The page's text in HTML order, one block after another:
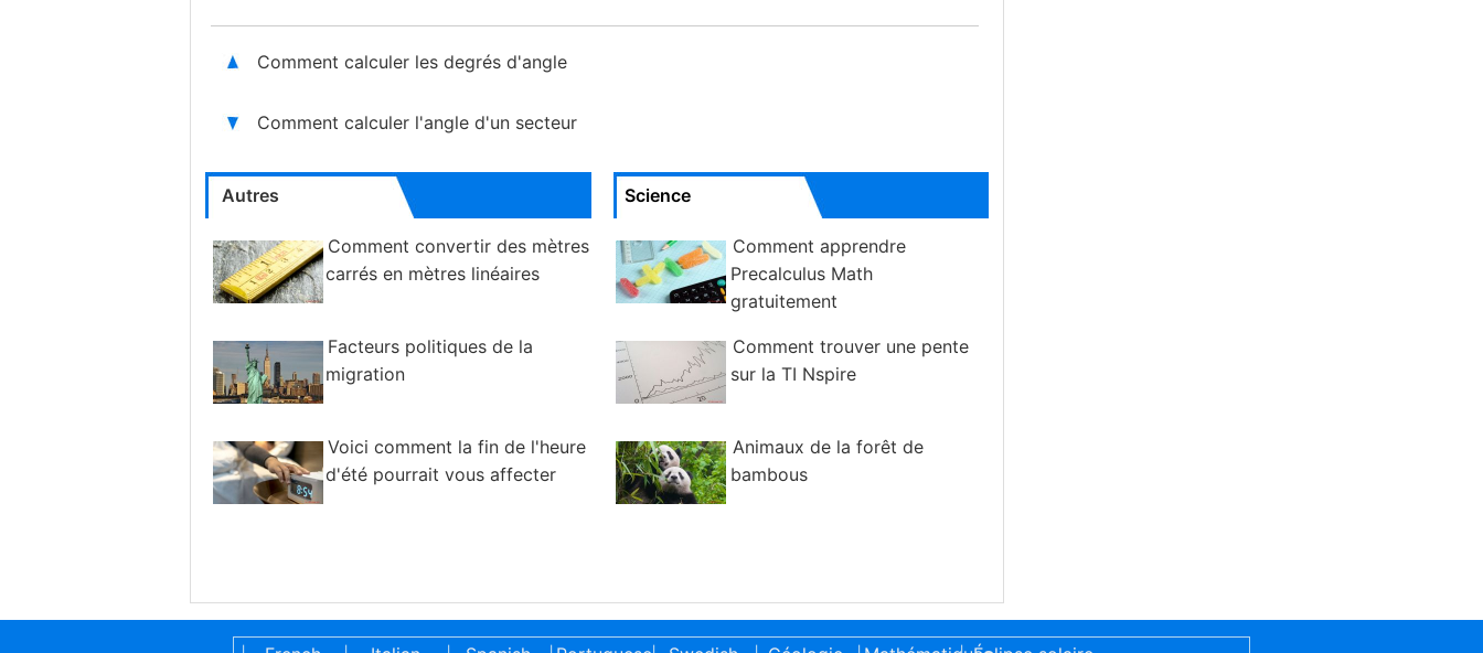
Comment calculer les degrés d'angle
Comment calculer l'angle d'un secteur
Autres
Comment convertir des mètres
carrés en mètres linéaires
Facteurs politiques de la
migration
Voici comment la fin de l'heure
d'été pourrait vous affecter
Science
Comment apprendre
Precalculus Math
gratuitement
Comment trouver une pente
sur la TI Nspire
Animaux de la forêt de
bambous